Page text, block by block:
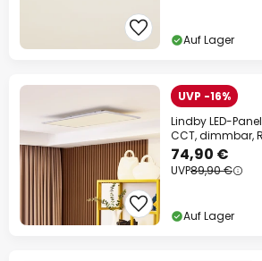
Auf Lager
UVP -16%
Lindby LED-
CCT, dimmbar,
74,90 €
UVP89,90 €
Auf Lager
13% Rabatt
Ihr Code: RABATT
Jetzt einlösen
*Ausgenommene Hersteller